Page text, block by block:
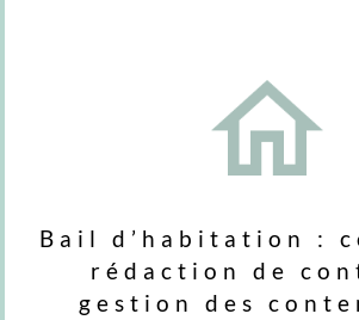
Bail d’habitation :
rédaction de
gestion des